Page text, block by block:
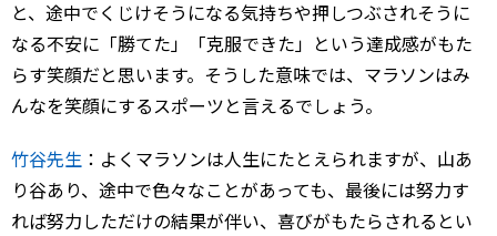
と、途中でくじけそうになる気持ちや押しつぶされそうに
なる不安に「勝てた」「克服できた」という達成感がもた
らす笑顔だと思います。そうした意味では、マラソンはみ
んなを笑顔にするスポーツと言えるでしょう。
竹谷先生 ：よくマラソンは人生にたとえられますが、山あ
り谷あり、途中で色々なことがあっても、最後には努力す
れば努力しただけの結果が伴い、喜びがもたらされるとい